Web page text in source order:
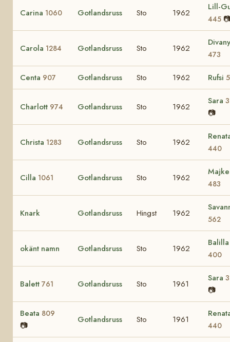
Carina 1060 Gotlandsruss Sto 1962
Lill-
445
Carola 1284 Gotlandsruss Sto 1962
Divany
473
Centa 907 Gotlandsruss Sto 1962 Rufsi
Charlott 974 Gotlandsruss Sto 1962
Sara
📷
Christa 1283 Gotlandsruss Sto 1962
440
Cilla 1061 Gotlandsruss Sto 1962
483
Knark Gotlandsruss Hingst 1962
562
okänt namn Gotlandsruss Sto 1962
400
Balett 761 Gotlandsruss Sto 1961
Sara
📷
Beata 809
📷
Gotlandsruss Sto 1961
440